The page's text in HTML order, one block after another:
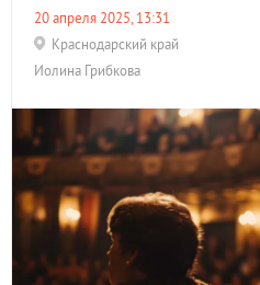
20 апреля 2025, 13:31
Краснодарский край
Иолина Грибкова